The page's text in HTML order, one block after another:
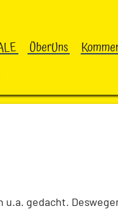
ÜberUns
gedacht.